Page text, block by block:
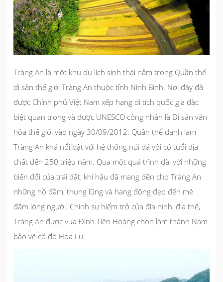
Tràng An là một khu du lịch sinh thái nằm trong Quần thể
di sản thế giới Tràng An thuộc tỉnh Ninh Bình. Nơi đây đã
được Chính phủ Việt Nam xếp hạng di tích quốc gia đặc
biệt quan trọng và được UNESCO công nhận là Di sản văn
hóa thế giới vào ngày 30/09/2012. Quần thể danh lam
Tràng An khá nổi bật với hệ thống núi đá vôi có tuổi địa
chất đến 250 triệu năm. Qua một quá trình dài với những
biến đổi của trái đất, khí hậu đã mang đến cho Tràng An
những hồ đầm, thung lũng và hang động đẹp đến mê
đắm lòng người. Chính sự hiểm trở của địa hình, địa thế,
Tràng An được vua Đinh Tiên Hoàng chọn làm thành Nam
bảo vệ cố đô Hoa Lư.